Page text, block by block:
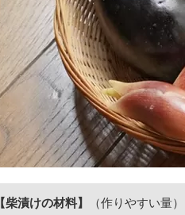
【柴漬けの材料】
（作りやすい量）